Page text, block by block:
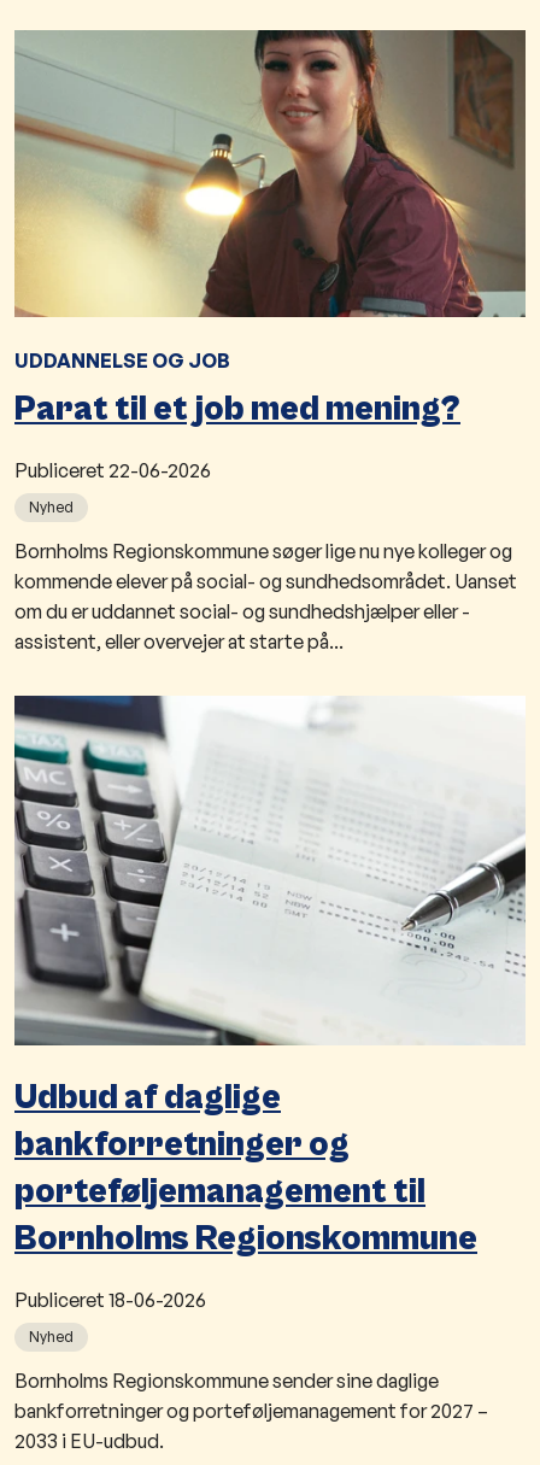
UDDANNELSE OG JOB
Parat til et job med mening?
Publiceret 22-06-2026
Nyhed
Bornholms Regionskommune søger lige nu nye kolleger og
kommende elever på social- og sundhedsområdet. Uanset
om du er uddannet social- og sundhedshjælper eller -
assistent, eller overvejer at starte på...
Udbud af daglige
bankforretninger og
porteføljemanagement til
Bornholms Regionskommune
Publiceret 18-06-2026
Nyhed
Bornholms Regionskommune sender sine daglige
bankforretninger og porteføljemanagement for 2027 –
2033 i EU-udbud.